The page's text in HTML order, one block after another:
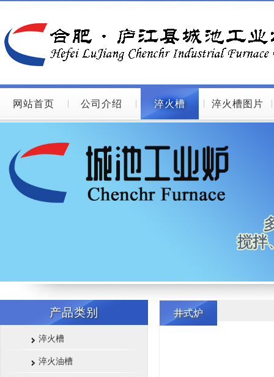
网站首页 公司介绍 淬火槽 淬火槽图片
产品类别
淬火槽
淬火油槽
井式炉